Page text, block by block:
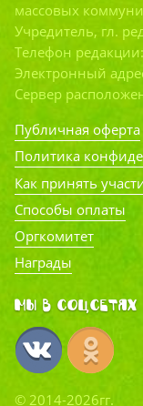
массовых
Учредитель, гл.
Телефон
Электронный
Сервер
Публичная оферта
Политика
Как принять
Способы оплаты
Оргкомитет
Награды
Мы в соцсетях
© 2014-2026гг.